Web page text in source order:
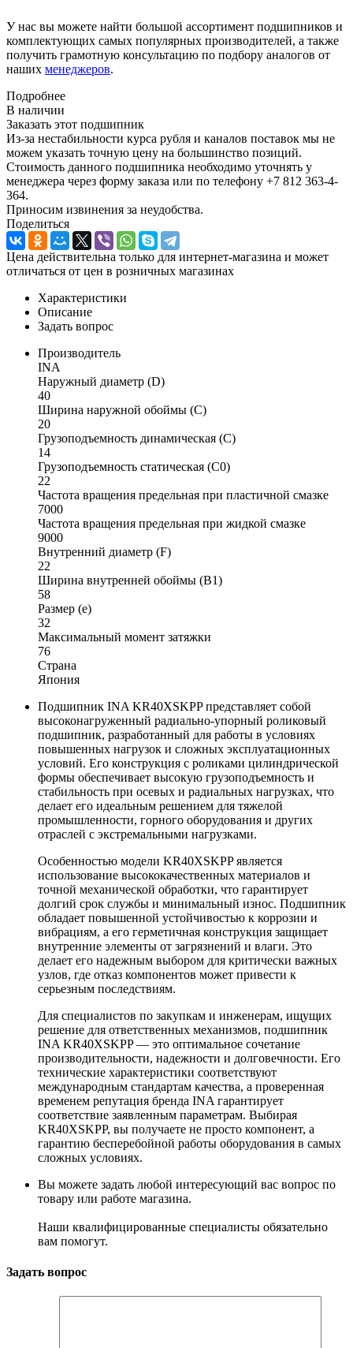
У нас вы можете найти большой ассортимент подшипников и
комплектующих самых популярных производителей, а также
получить грамотную консультацию по подбору аналогов от
наших менеджеров.
Подробнее
В наличии
Заказать этот подшипник
Из-за нестабильности курса рубля и каналов поставок мы не
можем указать точную цену на большинство позиций.
Стоимость данного подшипника необходимо уточнять у
менеджера через форму заказа или по телефону +7 812 363-4-
364.
Приносим извинения за неудобства.
Поделиться
Цена действительна только для интернет-магазина и может
отличаться от цен в розничных магазинах
Характеристики
Описание
Задать вопрос
Производитель
INA
Наружный диаметр (D)
40
Ширина наружной обоймы (C)
20
Грузоподъемность динамическая (C)
14
Грузоподъемность статическая (C0)
22
Частота вращения предельная при пластичной смазке
7000
Частота вращения предельная при жидкой смазке
9000
Внутренний диаметр (F)
22
Ширина внутренней обоймы (B1)
58
Размер (e)
32
Максимальный момент затяжки
76
Страна
Япония
Подшипник INA KR40XSKPP представляет собой
высоконагруженный радиально-упорный роликовый
подшипник, разработанный для работы в условиях
повышенных нагрузок и сложных эксплуатационных
условий. Его конструкция с роликами цилиндрической
формы обеспечивает высокую грузоподъемность и
стабильность при осевых и радиальных нагрузках, что
делает его идеальным решением для тяжелой
промышленности, горного оборудования и других
отраслей с экстремальными нагрузками.
Особенностью модели KR40XSKPP является
использование высококачественных материалов и
точной механической обработки, что гарантирует
долгий срок службы и минимальный износ. Подшипник
обладает повышенной устойчивостью к коррозии и
вибрациям, а его герметичная конструкция защищает
внутренние элементы от загрязнений и влаги. Это
делает его надежным выбором для критически важных
узлов, где отказ компонентов может привести к
серьезным последствиям.
Для специалистов по закупкам и инженерам, ищущих
решение для ответственных механизмов, подшипник
INA KR40XSKPP — это оптимальное сочетание
производительности, надежности и долговечности. Его
технические характеристики соответствуют
международным стандартам качества, а проверенная
временем репутация бренда INA гарантирует
соответствие заявленным параметрам. Выбирая
KR40XSKPP, вы получаете не просто компонент, а
гарантию бесперебойной работы оборудования в самых
сложных условиях.
Вы можете задать любой интересующий вас вопрос по
товару или работе магазина.
Наши квалифицированные специалисты обязательно
вам помогут.
Задать вопрос